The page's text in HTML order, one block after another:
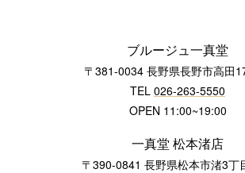
ブルージュ一真堂
〒381-0034 長野県長野市高田
TEL 026-263-5550
OPEN 11:00~19:00
一真堂 松本渚店
〒390-0841 長野県松本市渚3丁